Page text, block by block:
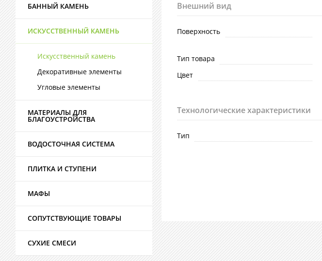
Внешний вид
Поверхность
Тип товара
Цвет
Технологические характеристики
Тип
БАННЫЙ КАМЕНЬ
ИСКУССТВЕННЫЙ КАМЕНЬ
Искусственный камень
Декоративные элементы
Угловые элементы
МАТЕРИАЛЫ ДЛЯ
БЛАГОУСТРОЙСТВА
ВОДОСТОЧНАЯ СИСТЕМА
ПЛИТКА И СТУПЕНИ
МАФЫ
СОПУТСТВУЮЩИЕ ТОВАРЫ
СУХИЕ СМЕСИ